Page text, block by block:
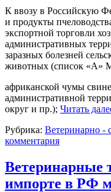
К ввозу в Российскую
и продукты
экспортной торговли
административных
заразных болезней
животных (список «А»
африканской чумы
административной
округ и пр.); Читать
Рубрика: Ветеринарно -
комментария
Ветеринарные
импорте в РФ